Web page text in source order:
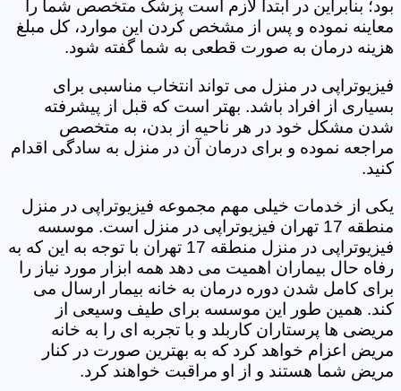
بود؛ بنابراین در ابتدا لازم است پزشک متخصص شما را
معاینه نموده و پس از مشخص کردن این موارد، کل مبلغ
هزینه درمان به صورت قطعی به شما گفته شود.
فیزیوتراپی در منزل می تواند انتخاب مناسبی برای
بسیاری از افراد باشد. بهتر است که قبل از پیشرفته
شدن مشکل خود در هر ناحیه از بدن، به متخصص
مراجعه نموده و برای درمان آن در منزل به سادگی اقدام
کنید.
یکی از خدمات خیلی مهم مجموعه فیزیوتراپی در منزل
منطقه 17 تهران فیزیوتراپی در منزل است. موسسه
فیزیوتراپی در منزل منطقه 17 تهران با توجه به این که به
رفاه حال بیماران اهمیت می دهد همه ابزار مورد نیاز را
برای کامل شدن دوره درمان به خانه بیمار ارسال می
کند. همین طور این موسسه برای طیف وسیعی از
مریضی ها پرستاران کاربلد و با تجربه ای را به خانه
مریض اعزام خواهد کرد که به بهترین صورت در کنار
مریض شما هستند و از او مراقبت خواهند کرد.